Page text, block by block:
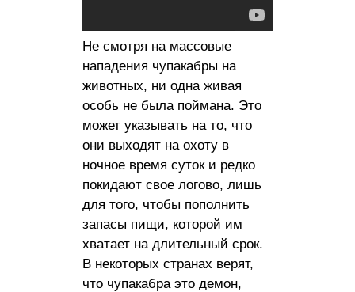
Не смотря на массовые
нападения чупакабры на
животных, ни одна живая
особь не была поймана. Это
может указывать на то, что
они выходят на охоту в
ночное время суток и редко
покидают свое логово, лишь
для того, чтобы пополнить
запасы пищи, которой им
хватает на длительный срок.
В некоторых странах верят,
что чупакабра это демон,